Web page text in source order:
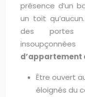
présence d’un
un toit
des portes
d’appartement
Être ouvert
éloignés du